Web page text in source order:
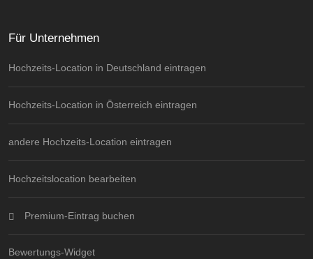
Für Unternehmen
Hochzeits-Location in Deutschland eintragen
Hochzeits-Location in Österreich eintragen
andere Hochzeits-Location eintragen
Hochzeitslocation bearbeiten
Premium-Eintrag buchen
Bewertungs-Widget